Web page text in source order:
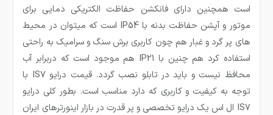
است همچنین دارای فانکشن حفاظت الکتریکی دمایی برای
موتور و آپشن حفاظت بدنه با IP54 است که میتوان در محیط
های پر گرد و غبار هم چون کاربری برش سنگ و سرامیک به راحتی
استفاده کرد هم چنین با IP21 هم موجود است که دربرابر آب
محافظ نیست و باید در تابلو نصب گردد. قیمت درایو IS7 با
توجه به کیفیت و کاربری که دارد مناسب است. بطور کلی درایو
IS7 ال اس یک درایو تخصصی و پر قدرت در بازار اینورترهای ایران